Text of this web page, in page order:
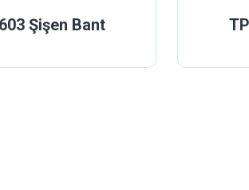
Şişen Bant